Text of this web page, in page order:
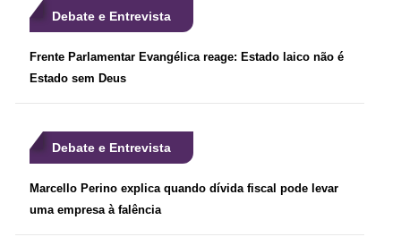
Debate e Entrevista
Frente Parlamentar Evangélica reage: Estado laico não é
Estado sem Deus
Debate e Entrevista
Marcello Perino explica quando dívida fiscal pode levar
uma empresa à falência